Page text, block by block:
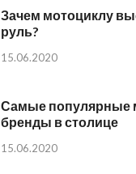
Зачем мотоциклу
руль?
15.06.2020
Самые популярные
бренды в столице
15.06.2020